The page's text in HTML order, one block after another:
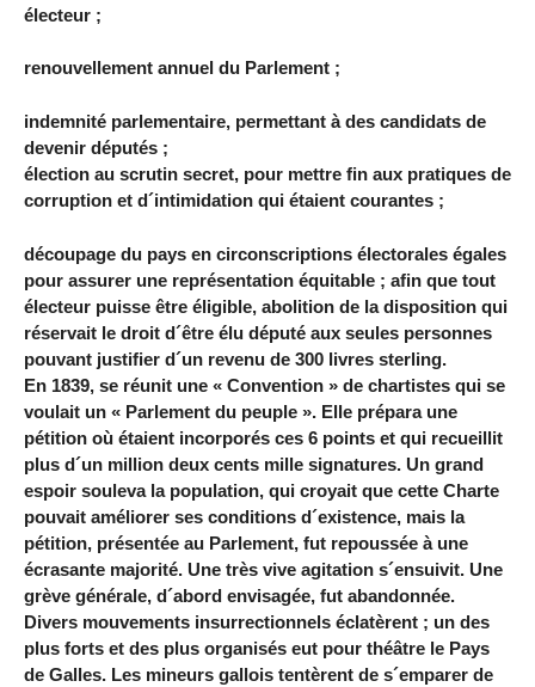
électeur ;
renouvellement annuel du Parlement ;
indemnité parlementaire, permettant à des candidats de
devenir députés ;
élection au scrutin secret, pour mettre fin aux pratiques de
corruption et d´intimidation qui étaient courantes ;
découpage du pays en circonscriptions électorales égales
pour assurer une représentation équitable ; afin que tout
électeur puisse être éligible, abolition de la disposition qui
réservait le droit d´être élu député aux seules personnes
pouvant justifier d´un revenu de 300 livres sterling.
En 1839, se réunit une « Convention » de chartistes qui se
voulait un « Parlement du peuple ». Elle prépara une
pétition où étaient incorporés ces 6 points et qui recueillit
plus d´un million deux cents mille signatures. Un grand
espoir souleva la population, qui croyait que cette Charte
pouvait améliorer ses conditions d´existence, mais la
pétition, présentée au Parlement, fut repoussée à une
écrasante majorité. Une très vive agitation s´ensuivit. Une
grève générale, d´abord envisagée, fut abandonnée.
Divers mouvements insurrectionnels éclatèrent ; un des
plus forts et des plus organisés eut pour théâtre le Pays
de Galles. Les mineurs gallois tentèrent de s´emparer de